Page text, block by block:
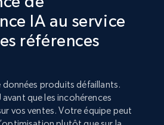
IA au service
références
données produits défaillants.
avant que les incohérences
vos ventes. Votre équipe peut